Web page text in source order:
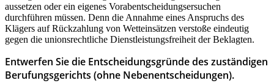
aussetzen oder ein eigenes Vorabentscheidungsersuchen
durchführen müssen. Denn die Annahme eines Anspruchs des
Klägers auf Rückzahlung von Wetteinsätzen verstoße eindeutig
gegen die unionsrechtliche Dienstleistungsfreiheit der Beklagten.
Entwerfen Sie die Entscheidungsgründe des zuständigen
Berufungsgerichts (ohne Nebenentscheidungen).